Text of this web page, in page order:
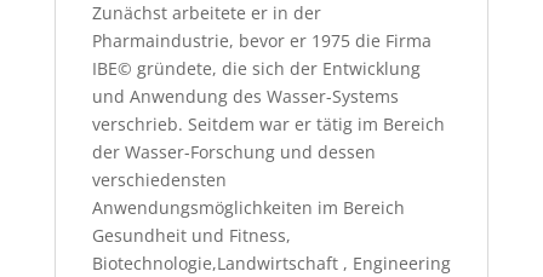
Zunächst arbeitete er in der
Pharmaindustrie, bevor er 1975 die Firma
IBE© gründete, die sich der Entwicklung
und Anwendung des Wasser-Systems
verschrieb. Seitdem war er tätig im Bereich
der Wasser-Forschung und dessen
verschiedensten
Anwendungsmöglichkeiten im Bereich
Gesundheit und Fitness,
Biotechnologie,Landwirtschaft , Engineering